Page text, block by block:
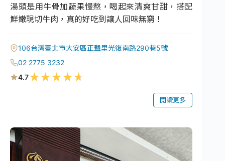
湯頭是用牛骨加蔬果慢熬，喝起來清爽甘甜，搭配
鮮嫩現切牛肉，真的好吃到讓人回味無窮！
106台灣臺北市大安區正聲里光復南路290巷5號
02 2775 3232
4.7★★★★★
閱讀更多